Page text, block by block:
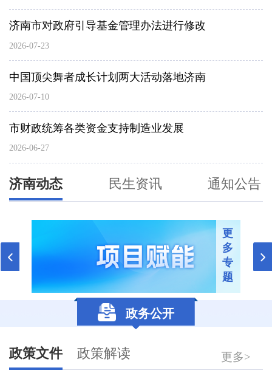
济南市对政府引导基金管理办法进行修改
2026-07-23
中国顶尖舞者成长计划两大活动落地济南
2026-07-10
市财政统筹各类资金支持制造业发展
2026-06-27
济南动态 民生资讯 通知公告
更
多
专
题
政务公开
政策文件 政策解读 更多>